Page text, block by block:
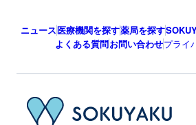
ニュース医療機関を探す薬局を探す
よくある質問お問い合わせプライ